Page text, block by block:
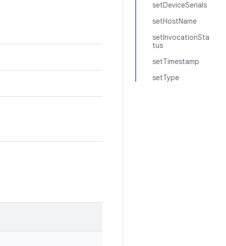
setDeviceSerials
setHostName
setInvocationSta
tus
setTimestamp
setType